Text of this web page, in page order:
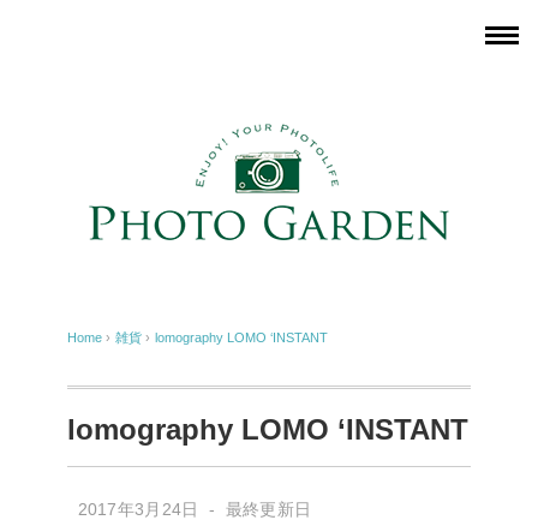
Home › 雑貨 › lomography LOMO ‘INSTANT
lomography LOMO ‘INSTANT
2017年3月24日 - 最終更新日